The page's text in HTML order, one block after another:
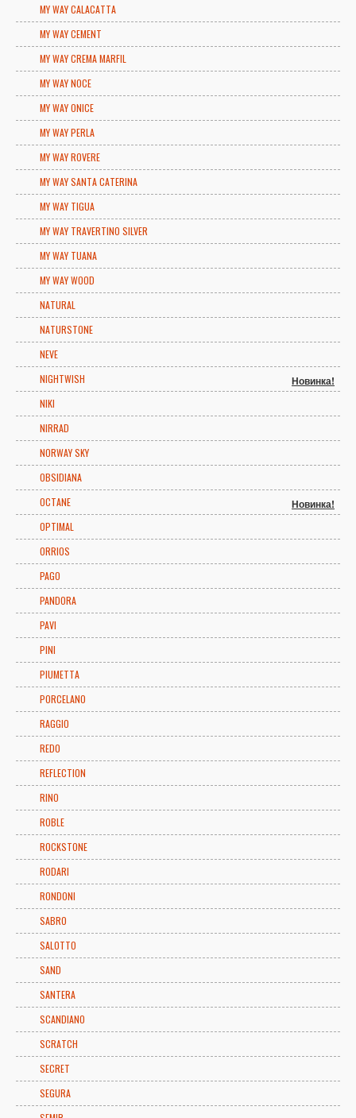
MY WAY CALACATTA
MY WAY CEMENT
MY WAY CREMA MARFIL
MY WAY NOCE
MY WAY ONICE
MY WAY PERLA
MY WAY ROVERE
MY WAY SANTA CATERINA
MY WAY TIGUA
MY WAY TRAVERTINO SILVER
MY WAY TUANA
MY WAY WOOD
NATURAL
NATURSTONE
NEVE
NIGHTWISH
Новинка!
NIKI
NIRRAD
NORWAY SKY
OBSIDIANA
OCTANE
Новинка!
OPTIMAL
ORRIOS
PAGO
PANDORA
PAVI
PINI
PIUMETTA
PORCELANO
RAGGIO
REDO
REFLECTION
RINO
ROBLE
ROCKSTONE
RODARI
RONDONI
SABRO
SALOTTO
SAND
SANTERA
SCANDIANO
SCRATCH
SECRET
SEGURA